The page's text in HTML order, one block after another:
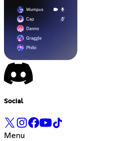
Social
Menu